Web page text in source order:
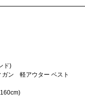
ド)
ガン 軽アウター ベスト